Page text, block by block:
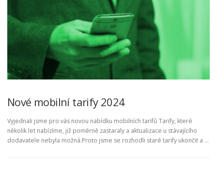
Nové mobilní tarify 2024
Vyjednali jsme pro vás novou nabídku mobilních tarifů Tarify, které
několik let nabízíme, již poměrně zastaraly a aktualizace u stávajícího
dodavatele nebyla možná.Proto jsme se rozhodli staré tarify ukončit a …